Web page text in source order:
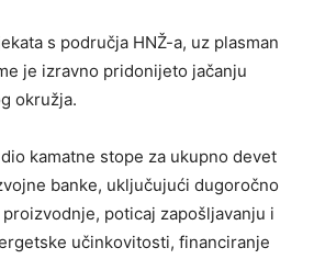
s područja HNŽ-a, uz plasman
je izravno pridonijeto jačanju
okružja.
kamatne stope za ukupno devet
banke, uključujući dugoročno
poticaj zapošljavanju i
učinkovitosti, financiranje